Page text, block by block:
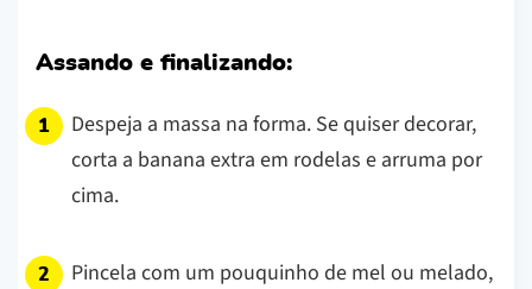
Assando e finalizando:
Despeja a massa na forma. Se quiser decorar,
corta a banana extra em rodelas e arruma por
cima.
Pincela com um pouquinho de mel ou melado,